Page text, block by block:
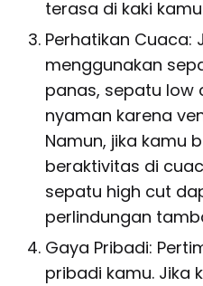
terasa di kaki
Perhatikan Cuaca:
menggunakan
panas, sepatu low
nyaman karena
Namun, jika kamu
beraktivitas di
sepatu high cut
perlindungan
Gaya Pribadi:
pribadi kamu. Jika